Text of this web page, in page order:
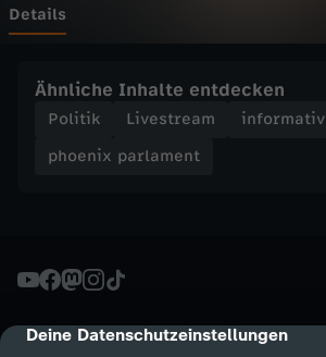
cmp-dialog-description
Deine Datenschutzeinstellungen
m
n
M
i
Details
Ähnliche Inhalte entdecken
Politik Livestream
informativ
phoenix parlament